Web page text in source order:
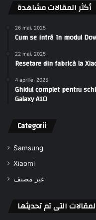
أكثر المقالات مشاهدة
26 mai، 2025
Cum se intră în modul
22 mai، 2025
Resetare din fabrică la
4 aprilie، 2025
Ghidul complet pentru
Galaxy A10
Categorii
Samsung
Xiaomi
غير مصنف
التى تم تحديثها